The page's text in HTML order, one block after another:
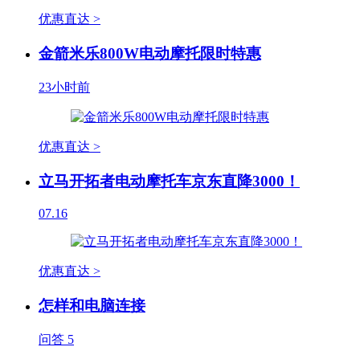
优惠直达 >
金箭米乐800W电动摩托限时特惠
23小时前
优惠直达 >
立马开拓者电动摩托车京东直降3000！
07.16
优惠直达 >
怎样和电脑连接
问答 5